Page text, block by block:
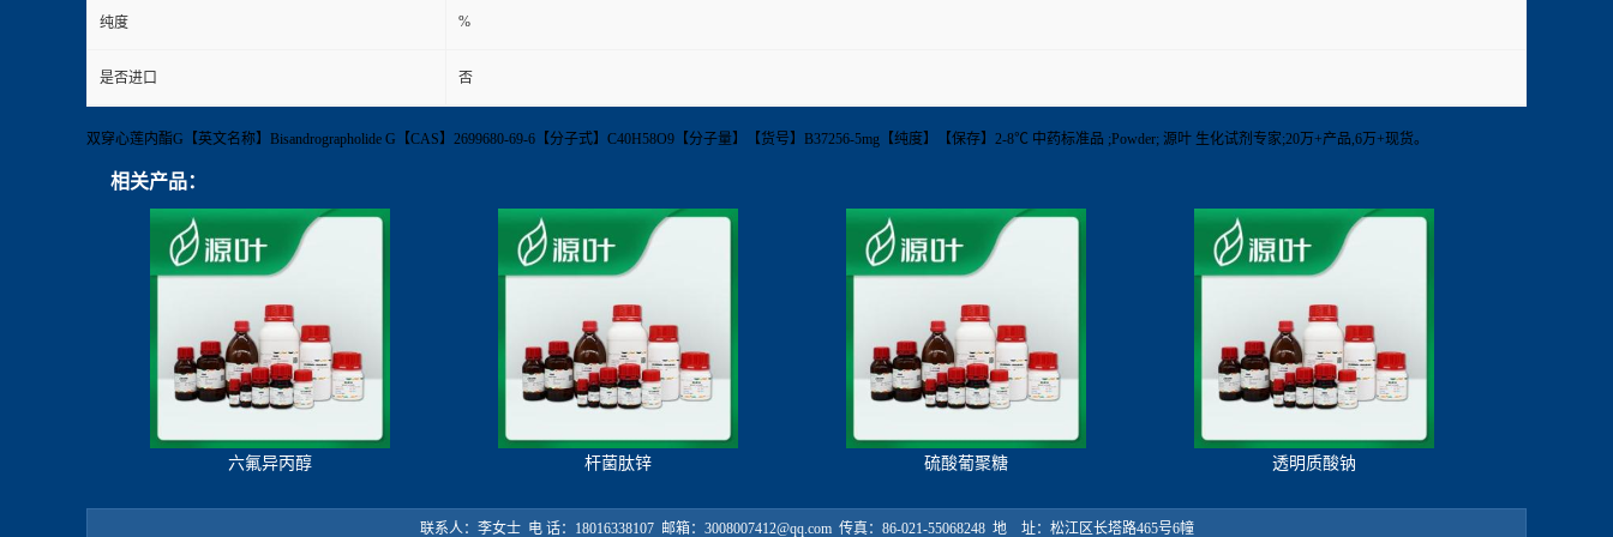
纯度 %
是否进口 否
双穿心莲内酯G【英文名称】Bisandrographolide G【CAS】2699680-69-6【分子式】C40H58O9【分子量】【货号】B37256-5mg【纯度】【保存】2-8℃ 中药标准品 ;Powder; 源叶 生化试剂专家;20万+产品,6万+现货。
相关产品：
六氟异丙醇 杆菌肽锌 硫酸葡聚糖 透明质酸钠
联系人：李女士 电 话：18016338107 邮箱：3008007412@qq.com 传真：86-021-55068248 地 址：松江区长塔路465号6幢